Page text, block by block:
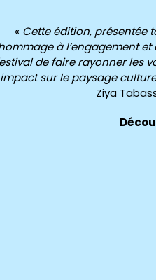
« Cette édition, présentée
à l’engagement
de faire rayonner les
impact sur le paysage
Ziya